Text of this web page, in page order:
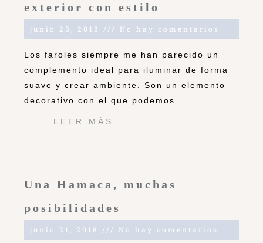
exterior con estilo
junio 28, 2018 No hay comentarios
Los faroles siempre me han parecido un
complemento ideal para iluminar de forma
suave y crear ambiente. Son un elemento
decorativo con el que podemos
LEER MÁS
Una Hamaca, muchas
posibilidades
junio 21, 2018 No hay comentarios